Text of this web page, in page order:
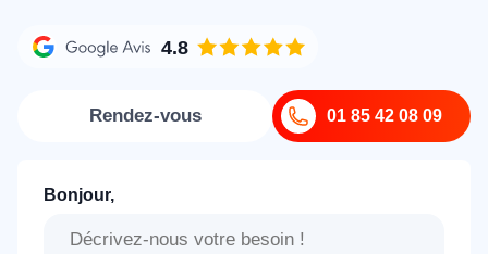
4.8
01 85 42 08 09
Rendez-vous
Bonjour,